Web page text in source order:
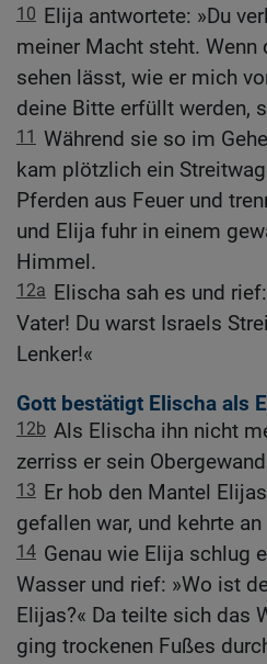
10 Elija antwortete: »Du
meiner Macht steht. Wenn
sehen lässt, wie er mich
deine Bitte erfüllt werden,
11 Während sie so im
kam plötzlich ein
Pferden aus Feuer und
und Elija fuhr in einem
Himmel.
12a Elischa sah es und
Vater! Du warst Israels
Lenker!«
Gott bestätigt Elischa als
12b Als Elischa ihn nicht
zerriss er sein
13 Er hob den Mantel
gefallen war, und kehrte
14 Genau wie Elija schlug
Wasser und rief: »Wo ist
Elijas?« Da teilte sich das
ging trockenen Fußes